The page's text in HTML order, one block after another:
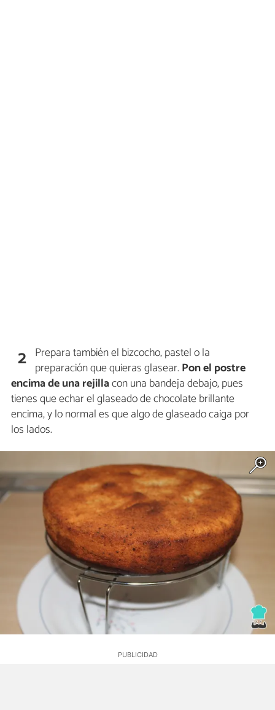
2 Prepara también el bizcocho, pastel o la
preparación que quieras glasear. Pon el postre
encima de una rejillacon una bandeja debajo, pues
tienes que echar el glaseado de chocolate brillante
encima, y lo normal es que algo de glaseado caiga por
los lados.